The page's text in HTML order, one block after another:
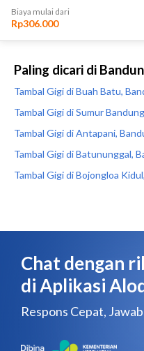
Paling dicari di
Tambal Gigi di Buah Batu,
Tambal Gigi di Sumur
Tambal Gigi di Antapani,
Tambal Gigi di Batununggal,
Tambal Gigi di Bojongloa